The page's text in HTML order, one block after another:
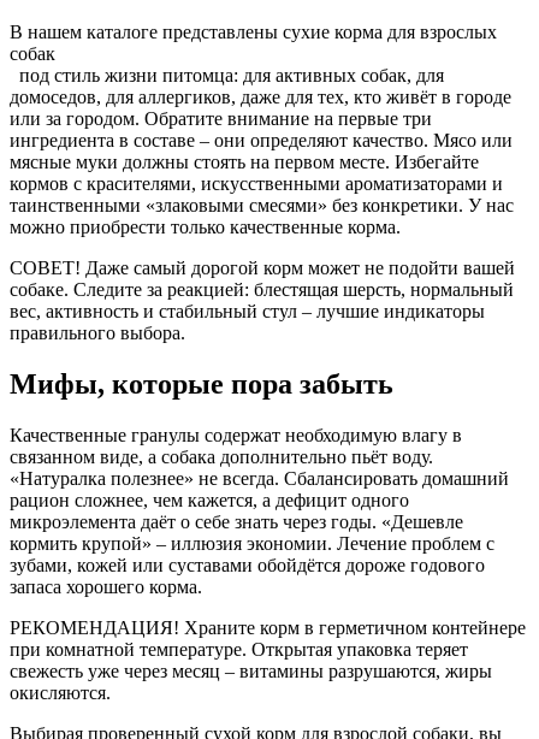
В нашем каталоге представлены сухие корма для взрослых
собак
под стиль жизни питомца: для активных собак, для
домоседов, для аллергиков, даже для тех, кто живёт в городе
или за городом. Обратите внимание на первые три
ингредиента в составе – они определяют качество. Мясо или
мясные муки должны стоять на первом месте. Избегайте
кормов с красителями, искусственными ароматизаторами и
таинственными «злаковыми смесями» без конкретики. У нас
можно приобрести только качественные корма.
СОВЕТ! Даже самый дорогой корм может не подойти вашей
собаке. Следите за реакцией: блестящая шерсть, нормальный
вес, активность и стабильный стул – лучшие индикаторы
правильного выбора.
Мифы, которые пора забыть
Качественные гранулы содержат необходимую влагу в
связанном виде, а собака дополнительно пьёт воду.
«Натуралка полезнее» не всегда. Сбалансировать домашний
рацион сложнее, чем кажется, а дефицит одного
микроэлемента даёт о себе знать через годы. «Дешевле
кормить крупой» – иллюзия экономии. Лечение проблем с
зубами, кожей или суставами обойдётся дороже годового
запаса хорошего корма.
РЕКОМЕНДАЦИЯ! Храните корм в герметичном контейнере
при комнатной температуре. Открытая упаковка теряет
свежесть уже через месяц – витамины разрушаются, жиры
окисляются.
Выбирая проверенный сухой корм для взрослой собаки, вы